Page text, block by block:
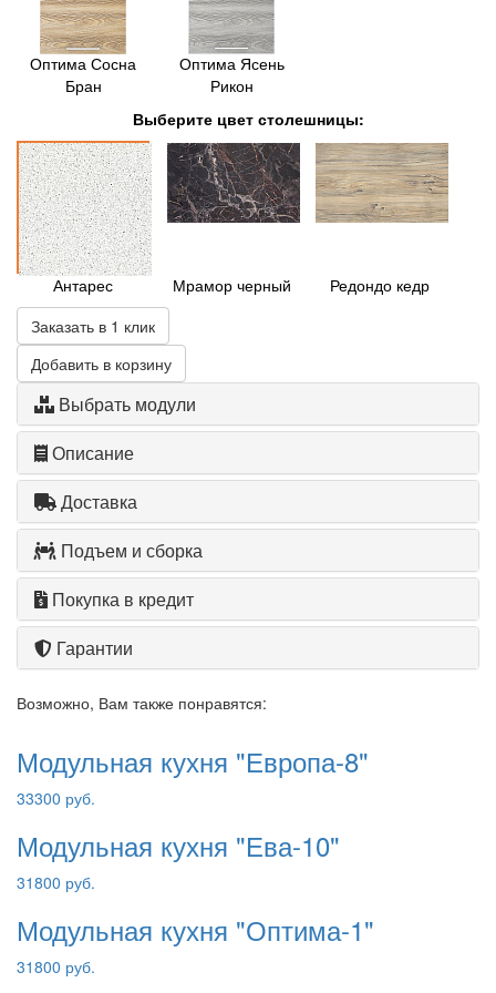
Оптима Сосна
Бран
Оптима Ясень
Рикон
Выберите цвет столешницы:
Антарес Мрамор черный
Редондо кедр
Заказать в 1 клик
Добавить в корзину
Выбрать модули
Описание
Доставка
Подъем и сборка
Покупка в кредит
Гарантии
Возможно, Вам также понравятся:
Модульная кухня "Европа-8"
33300 руб.
Модульная кухня "Ева-10"
31800 руб.
Модульная кухня "Оптима-1"
31800 руб.